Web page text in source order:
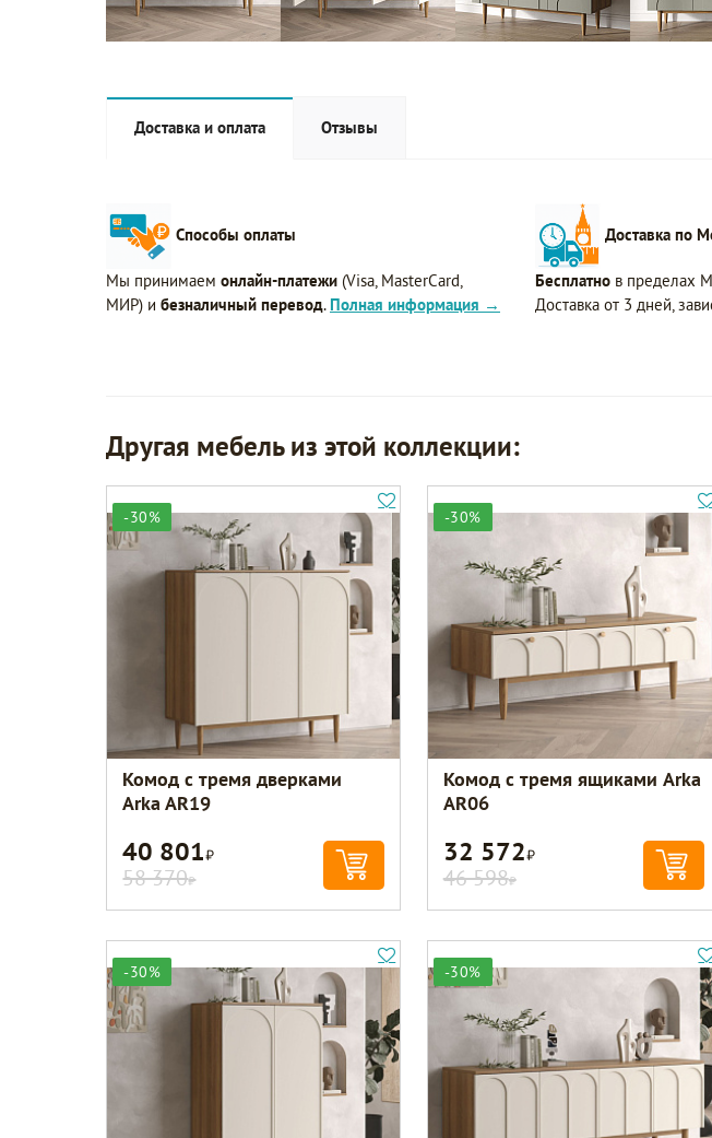
Доставка и оплата Отзывы
Способы оплаты
Мы принимаем онлайн-платежи (Visa, MasterCard,
МИР) и безналичный перевод. Полная информация →
Доставка по
Бесплатно в пределах
Доставка от 3 дней,
Другая мебель из этой коллекции:
-30%
Комод с тремя дверками
Arka AR19
40 801Р
58 370Р
-30%
Комод с тремя ящиками Arka
AR06
32 572Р
46 598Р
-30% -30%